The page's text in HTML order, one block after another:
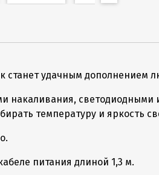
удачным дополнением
накаливания,
температуру и яркость
питания длиной 1,3 м.